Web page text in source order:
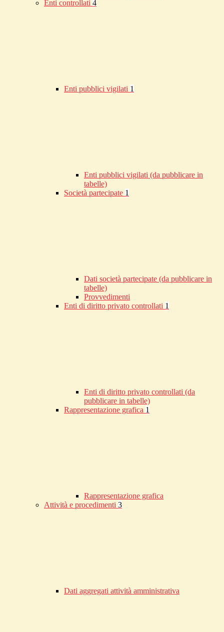
Enti controllati 4
Enti pubblici vigilati 1
Enti pubblici vigilati (da pubblicare in
tabelle)
Società partecipate 1
Dati società partecipate (da pubblicare in
tabelle)
Provvedimenti
Enti di diritto privato controllati 1
Enti di diritto privato controllati (da
pubblicare in tabelle)
Rappresentazione grafica 1
Rappresentazione grafica
Attività e procedimenti 3
Dati aggregati attività amministrativa